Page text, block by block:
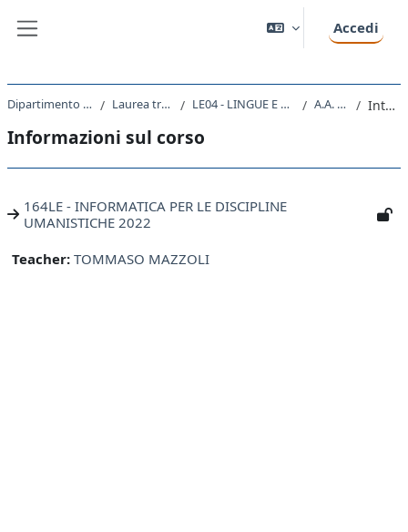
Accedi
Dipartimento di Studi Umanistici Laurea triennale (DM270) LE04 - LINGUE E LETTERATURE STRANIERE A.A. 2022 - 2023 Introduzione
Informazioni sul corso
164LE - INFORMATICA PER LE DISCIPLINE
UMANISTICHE 2022
Teacher: TOMMASO MAZZOLI